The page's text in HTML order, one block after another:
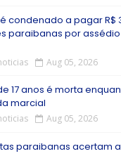
condenado a pagar R$
paraibanas por
Aug 05, 2026
17 anos é morta
marcial
Aug 05, 2026
paraibanas acertam